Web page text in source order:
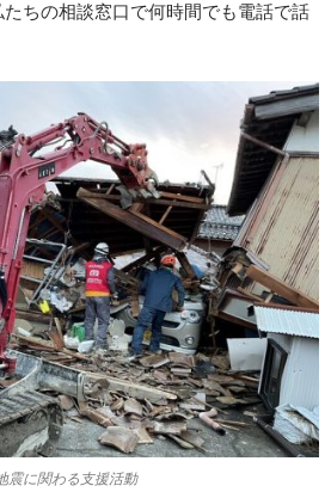
ちの相談窓口で何時間でも電話で話
震に関わる支援活動